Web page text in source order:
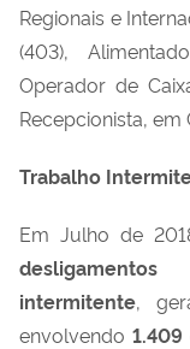
Regionais e
(403),
Operador de
Recepcionista, em
Trabalho
Em Julho de
desligamentos
intermitente,
envolvendo 1.409